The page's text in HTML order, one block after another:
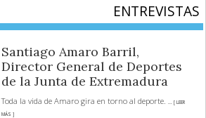
ENTREVISTAS
Santiago Amaro Barril,
Director General de Deportes
de la Junta de Extremadura
Toda la vida de Amaro gira en torno al deporte.
... [ LEER
MÁS ]